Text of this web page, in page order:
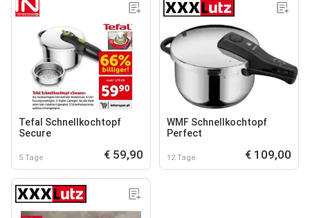
Tefal Schnellkochtopf
Secure
5 Tage € 59,90
WMF Schnellkochtopf
Perfect
12 Tage € 109,00